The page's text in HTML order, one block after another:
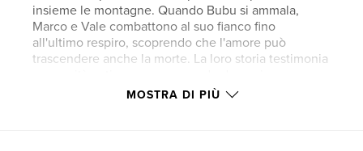
insieme le montagne. Quando Bubu si ammala,
Marco e Vale combattono al suo fianco fino
all'ultimo respiro, scoprendo che l'amore può
trascendere anche la morte. La loro storia testimonia
destinate a incontrarsi, nemmeno la morte può
MOSTRA DI PIÙ